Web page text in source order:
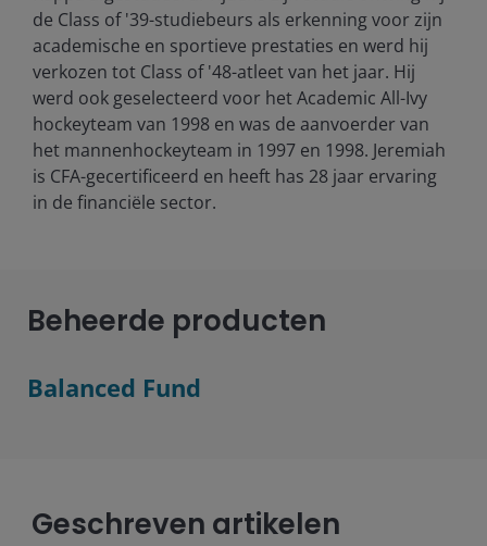
de Class of '39-studiebeurs als erkenning voor zijn
academische en sportieve prestaties en werd hij
verkozen tot Class of '48-atleet van het jaar. Hij
werd ook geselecteerd voor het Academic All-Ivy
hockeyteam van 1998 en was de aanvoerder van
het mannenhockeyteam in 1997 en 1998. Jeremiah
is CFA-gecertificeerd en heeft has 28 jaar ervaring
in de financiële sector.
Beheerde producten
Balanced Fund
Geschreven artikelen